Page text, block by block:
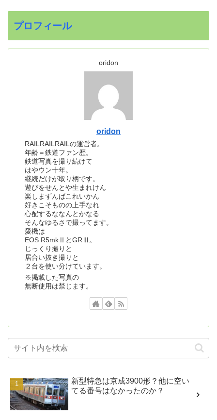
プロフィール
oridon
oridon
RAILRAILRAILの運営者。
年齢＝鉄道ファン歴。
鉄道写真を撮り続けて
はやウン十年。
継続だけが取り柄です。
遊びをせんとや生まれけん
楽しまずんばこれいかん
好きこそものの上手なれ
心配するななんとかなる
そんなゆるさで撮ってます。
愛機は
EOS R5mkⅡとGRⅢ。
じっくり撮りと
居合い抜き撮りと
２台を使い分けています。
※掲載した写真の
無断使用は禁じます。
新型特急は京成3900形？他に空い
てる番号はなかったのか？